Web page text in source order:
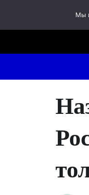
content
Мы